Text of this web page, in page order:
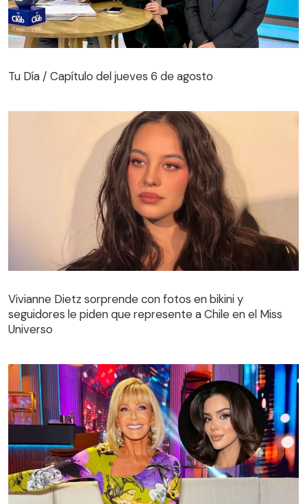
Tu Día / Capítulo del jueves 6 de agosto
Vivianne Dietz sorprende con fotos en bikini y
seguidores le piden que represente a Chile en el Miss
Universo